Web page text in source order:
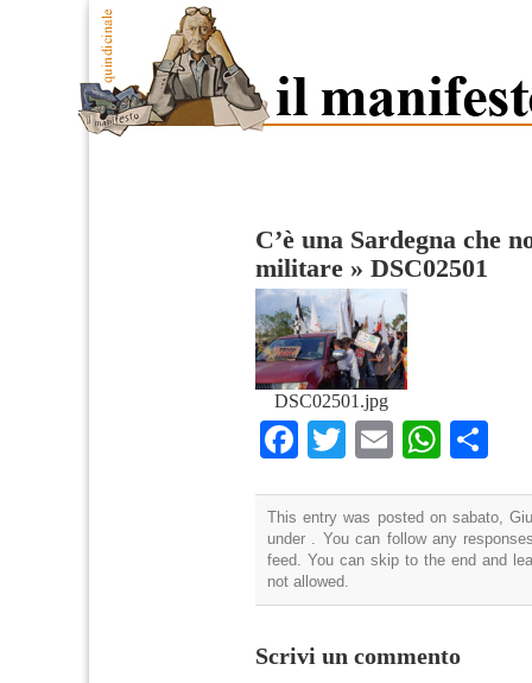
C’è una Sardegna che
militare » DSC02501
DSC02501.jpg
Facebook
TwitterEmail
This entry was posted on sabato,
under . You can follow any
feed. You can skip to the end and
not allowed.
Scrivi un commento